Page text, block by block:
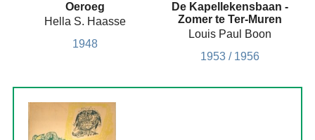
Oeroeg
Hella S. Haasse
1948
De Kapellekensbaan -
Zomer te Ter-Muren
Louis Paul Boon
1953 / 1956